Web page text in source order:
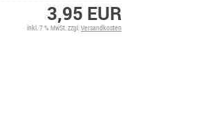
3,95 EUR
inkl. 7 % MwSt. zzgl.Versandkosten